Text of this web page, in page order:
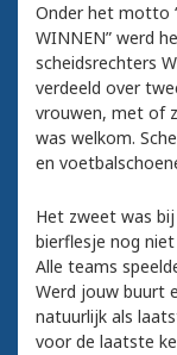
Onder het motto
WINNEN” werd
scheidsrechters
verdeeld over
vrouwen, met of
was welkom.
en
Het zweet was
bierflesje nog
Alle teams
Werd jouw buurt
natuurlijk als
voor de laatste